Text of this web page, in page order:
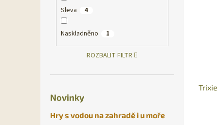
Sleva 4
Naskladněno 1
ROZBALIT FILTR
Novinky
Hry s vodou na zahradě i u moře